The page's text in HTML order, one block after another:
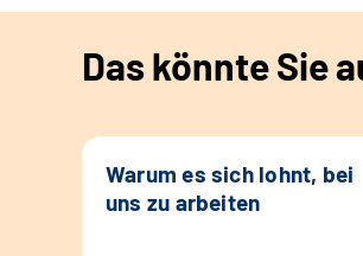
Das könnte Sie
Warum es sich lohnt, bei
uns zu arbeiten